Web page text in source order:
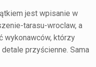
jest wpisanie w
tarasu-wroclaw, a
wykonawców, którzy
przyścienne. Sama